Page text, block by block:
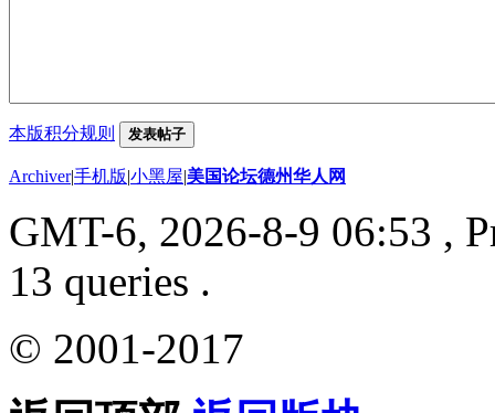
本版积分规则 发表帖子
Archiver|手机版|小黑屋|美国论坛德州华人网
GMT-6, 2026-8-9 06:53 ,
13 queries .
© 2001-2017